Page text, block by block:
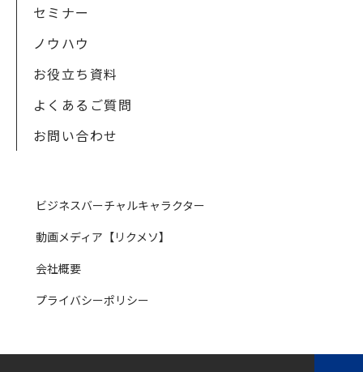
セミナー
ノウハウ
お役立ち資料
よくあるご質問
お問い合わせ
ビジネスバーチャルキャラクター
動画メディア【リクメソ】
会社概要
プライバシーポリシー